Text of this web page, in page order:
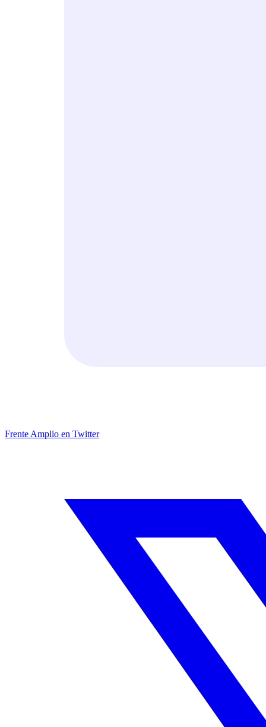
Frente Amplio en Twitter